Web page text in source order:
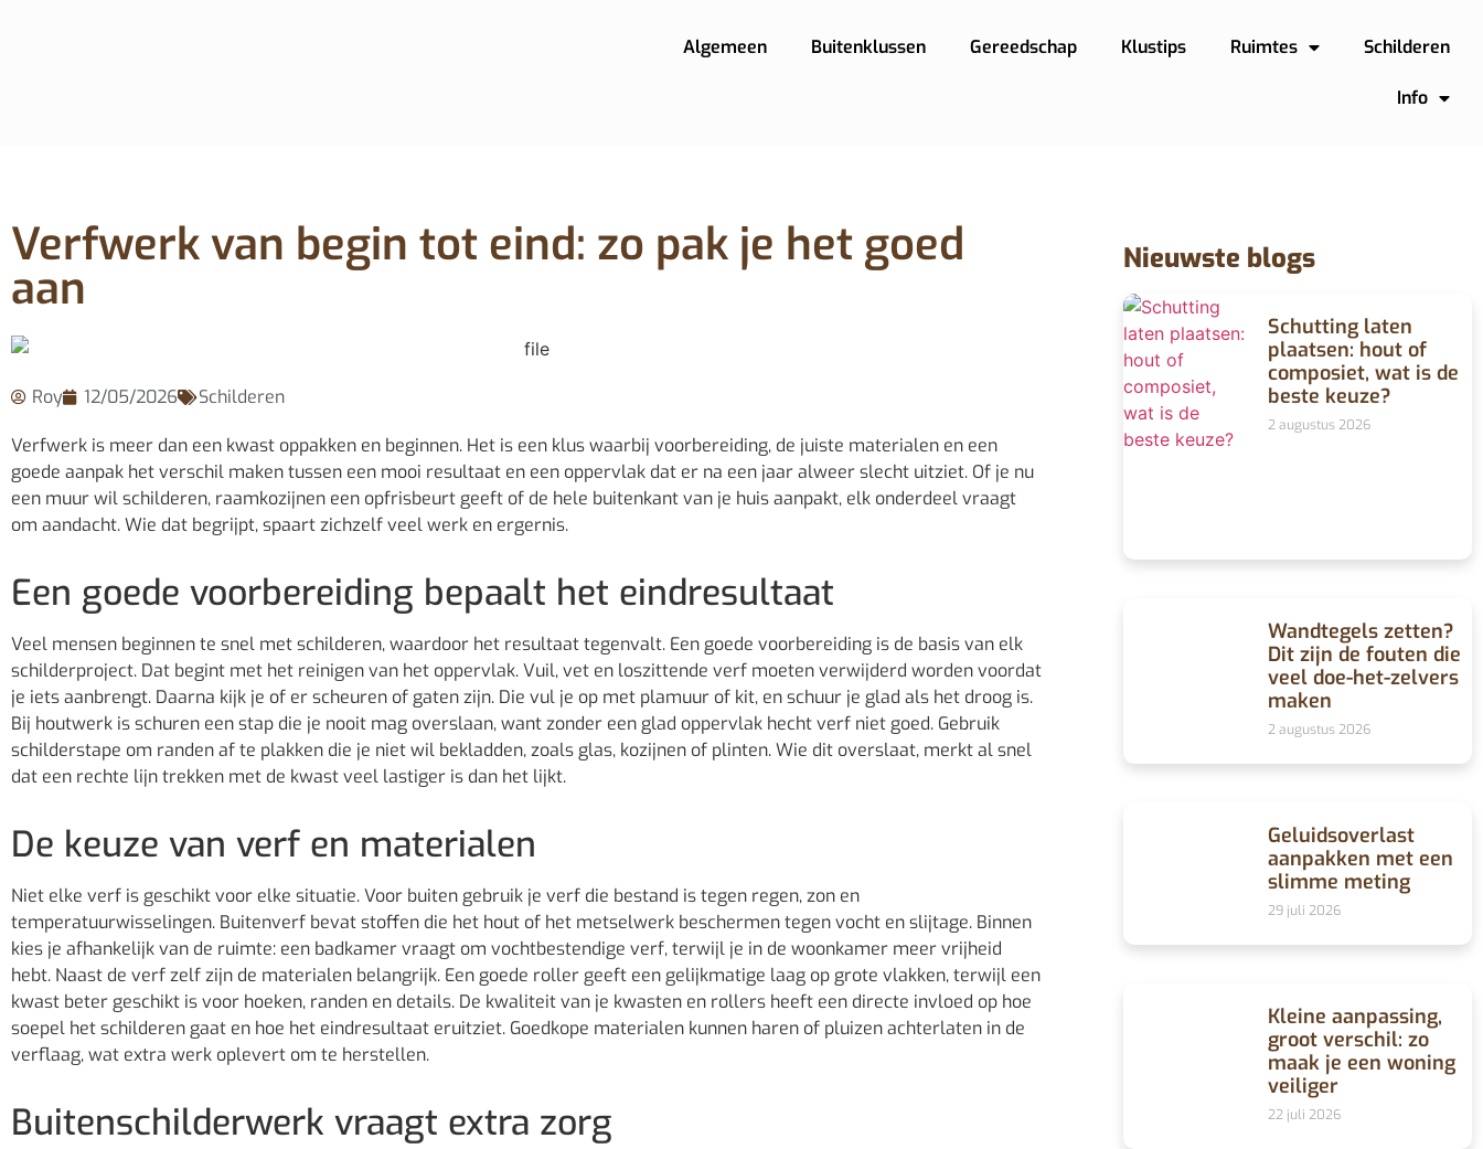
Algemeen Buitenklussen Gereedschap Klustips Ruimtes Schilderen
Info
Verfwerk van begin tot eind: zo pak je het goed
aan
Roy 12/05/2026 Schilderen
Verfwerk is meer dan een kwast oppakken en beginnen. Het is een klus waarbij voorbereiding, de juiste materialen en een
goede aanpak het verschil maken tussen een mooi resultaat en een oppervlak dat er na een jaar alweer slecht uitziet. Of je nu
een muur wil schilderen, raamkozijnen een opfrisbeurt geeft of de hele buitenkant van je huis aanpakt, elk onderdeel vraagt
om aandacht. Wie dat begrijpt, spaart zichzelf veel werk en ergernis.
Een goede voorbereiding bepaalt het eindresultaat
Veel mensen beginnen te snel met schilderen, waardoor het resultaat tegenvalt. Een goede voorbereiding is de basis van elk
schilderproject. Dat begint met het reinigen van het oppervlak. Vuil, vet en loszittende verf moeten verwijderd worden voordat
je iets aanbrengt. Daarna kijk je of er scheuren of gaten zijn. Die vul je op met plamuur of kit, en schuur je glad als het droog is.
Bij houtwerk is schuren een stap die je nooit mag overslaan, want zonder een glad oppervlak hecht verf niet goed. Gebruik
schilderstape om randen af te plakken die je niet wil bekladden, zoals glas, kozijnen of plinten. Wie dit overslaat, merkt al snel
dat een rechte lijn trekken met de kwast veel lastiger is dan het lijkt.
De keuze van verf en materialen
Niet elke verf is geschikt voor elke situatie. Voor buiten gebruik je verf die bestand is tegen regen, zon en
temperatuurwisselingen. Buitenverf bevat stoffen die het hout of het metselwerk beschermen tegen vocht en slijtage. Binnen
kies je afhankelijk van de ruimte: een badkamer vraagt om vochtbestendige verf, terwijl je in de woonkamer meer vrijheid
hebt. Naast de verf zelf zijn de materialen belangrijk. Een goede roller geeft een gelijkmatige laag op grote vlakken, terwijl een
kwast beter geschikt is voor hoeken, randen en details. De kwaliteit van je kwasten en rollers heeft een directe invloed op hoe
soepel het schilderen gaat en hoe het eindresultaat eruitziet. Goedkope materialen kunnen haren of pluizen achterlaten in de
verflaag, wat extra werk oplevert om te herstellen.
Buitenschilderwerk vraagt extra zorg
Nieuwste blogs
Schutting laten
plaatsen: hout of
composiet, wat is de
beste keuze?
2 augustus 2026
Wandtegels zetten?
Dit zijn de fouten die
veel doe-het-zelvers
maken
2 augustus 2026
Geluidsoverlast
aanpakken met een
slimme meting
29 juli 2026
Kleine aanpassing,
groot verschil: zo
maak je een woning
veiliger
22 juli 2026